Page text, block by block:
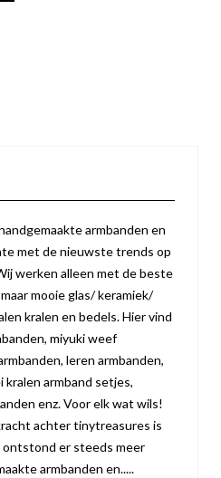
armbanden en
met de nieuwste trends op
werken alleen met de beste
mooie glas/ keramiek/
kralen en bedels. Hier vind
miyuki weef
leren armbanden,
kralen armband setjes,
enz. Voor elk wat wils!
achter tinytreasures is
ontstond er steeds meer
armbanden en.....